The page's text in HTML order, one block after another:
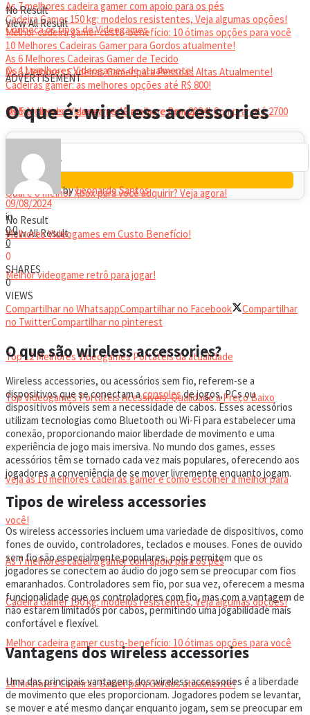
As 7 melhores cadeira gamer com apoio para os pés
Cadeira Gamer 150 kg: modelos resistentes, Veja algumas opções!
Melhor cadeira gamer custo-benefício: 10 ótimas opções para você
10 Melhores Cadeiras Gamer para Gordos atualmente!
As 6 Melhores Cadeiras Gamer de Tecido
As 6 Melhores Cadeiras Gamer para Pessoas Altas Atualmente!
Cadeiras gamer: as melhores opções até R$ 800!
Melhor headset gamer: os 10 melhores em 2024!
No Result
View All Result
Conheça os tipos de Videogames
Os 11 melhores Videogames de atualmente!
Os 5 Melhores Videogames Baratos e Bons para Comprar até 2700
Reais
Qual é o melhor Xbox para você adquirir? Veja agora!
Melhores Videogames em Custo Benefício!
Melhor videogame retrô para jogar!
VIDEOGAMES PORTÁTEIS
Top 12 Melhores Videogames Portáteis da atualidade
Top Videogames Portáteis Acessíveis: Qualidade a Preço Baixo
CADEIRA GAMER
Veja as 10 melhores cadeiras gamer e como escolher a melhor para
você!
As 7 melhores cadeira gamer com apoio para os pés
Cadeira Gamer 150 kg: modelos resistentes, Veja algumas opções!
Melhor cadeira gamer custo-benefício: 10 ótimas opções para você
10 Melhores Cadeiras Gamer para Gordos atualmente!
No Result
View All Result
ADVERTISEMENT
O que é: wireless accessories
byLeonardo Santos
09/08/2024
in
00
0
0
SHARES
0
VIEWS
Compartilhar no WhatsappCompartilhar no Facebook
Compartilhar
no TwitterCompartilhar no pinterest
O que são wireless accessories?
Wireless accessories, ou acessórios sem fio, referem-se a
dispositivos que se conectam aconsolesde jogos, PCs ou
dispositivos móveis sem a necessidade de cabos. Esses acessórios
utilizam tecnologias como Bluetooth ou Wi-Fi para estabelecer uma
conexão, proporcionando maior liberdade de movimento e uma
experiência de jogo mais imersiva. No mundo dos games, esses
acessórios têm se tornado cada vez mais populares, oferecendo aos
jogadores a conveniência de se mover livremente enquanto jogam.
Tipos de wireless accessories
Os wireless accessories incluem uma variedade de dispositivos, como
fones de ouvido, controladores, teclados e mouses. Fones de ouvido
sem fio são especialmente populares, pois permitem que os
jogadores se conectem ao áudio do jogo sem se preocupar com fios
emaranhados. Controladores sem fio, por sua vez, oferecem a mesma
funcionalidade que os controladores com fio, mas com a vantagem de
não estarem limitados por cabos, permitindo uma jogabilidade mais
confortável e flexível.
Vantagens dos wireless accessories
Uma das principais vantagens dos wireless accessories é a liberdade
de movimento que eles proporcionam. Jogadores podem se levantar,
se mover e até mesmo dançar enquanto jogam, sem se preocupar em